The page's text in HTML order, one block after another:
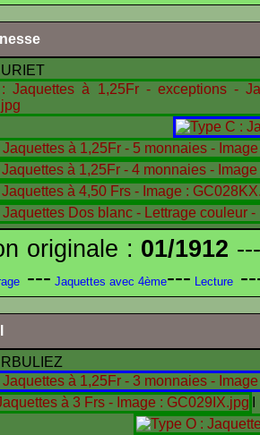
originale : 01/1912
--- Jaquettes avec 4ème--- Lecture